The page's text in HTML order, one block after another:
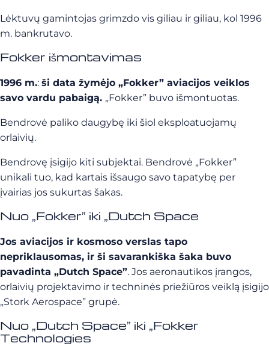
Lėktuvų gamintojas grimzdo vis giliau ir giliau, kol 1996
m. bankrutavo.
Fokker išmontavimas
1996 m.: ši data žymėjo „Fokker” aviacijos veiklos
savo vardu pabaigą. „Fokker” buvo išmontuotas.
Bendrovė paliko daugybę iki šiol eksploatuojamų
orlaivių.
Bendrovę įsigijo kiti subjektai. Bendrovė „Fokker”
unikali tuo, kad kartais išsaugo savo tapatybę per
įvairias jos sukurtas šakas.
Nuo „Fokker” iki „Dutch Space
Jos aviacijos ir kosmoso verslas tapo
nepriklausomas, ir ši savarankiška šaka buvo
pavadinta „Dutch Space”. Jos aeronautikos įrangos,
orlaivių projektavimo ir techninės priežiūros veiklą įsigijo
„Stork Aerospace” grupė.
Nuo „Dutch Space” iki „Fokker
Technologies